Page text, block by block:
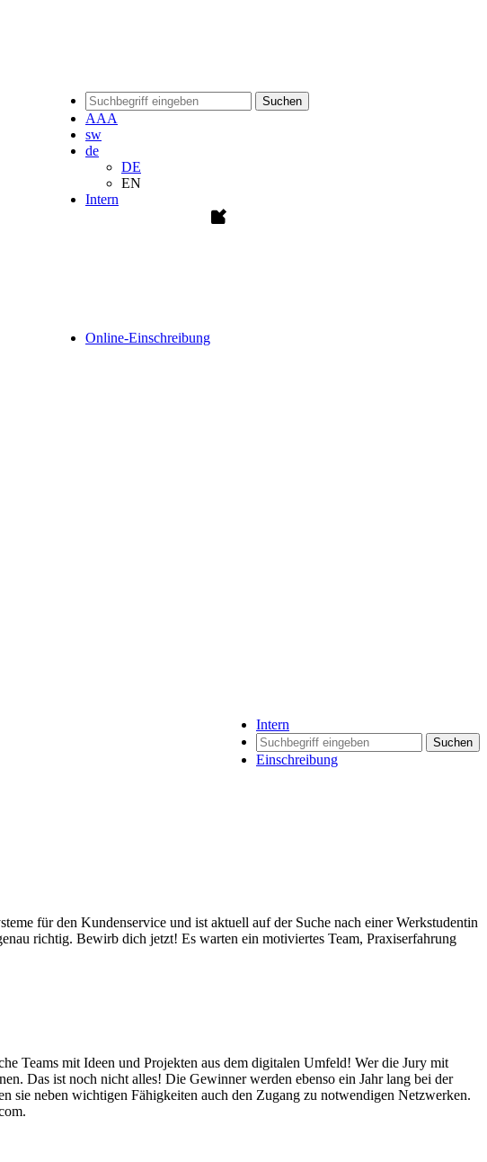
Suchen
AAA
sw
de
DE
EN
Intern
Online-Einschreibung
Intern
Suchen
Einschreibung
für den Kundenservice und ist aktuell auf der Suche nach einer Werkstudentin
richtig. Bewirb dich jetzt! Es warten ein motiviertes Team, Praxiserfahrung
Teams mit Ideen und Projekten aus dem digitalen Umfeld! Wer die Jury mit
Das ist noch nicht alles! Die Gewinner werden ebenso ein Jahr lang bei der
sie neben wichtigen Fähigkeiten auch den Zugang zu notwendigen Netzwerken.